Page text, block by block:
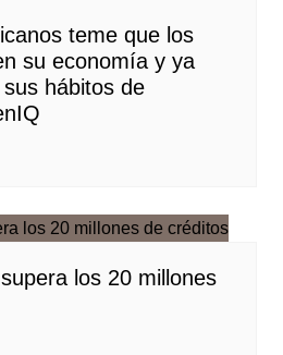
teme que los
su economía y ya
hábitos de
los 20 millones